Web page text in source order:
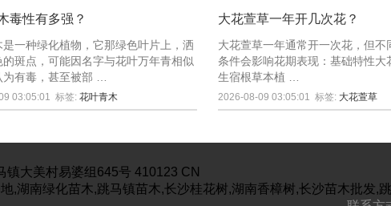
毒性有多强？
是一种绿化植物，它那绿色叶片上，洒
的斑点，可能因名字与花叶万年青相似
为有毒，甚至被部 …
03:05:01 标签:花叶青木
大花萱草一年开几次花？
大花萱草​​一年通常开一次花​​，但不
条件会影响花期表现：基础特性​​大
生宿根草本植 …
2026-08-09 03:05:01 标签: 大花萱草
镇大美村易婆组645号 410123 CN
,湖南绿化苗木,跳马镇苗木,长沙桂花树,湖南香樟树,长沙苗木批发,